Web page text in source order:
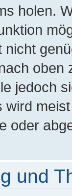
holen.
nicht
oben
jedoch
wird
oder
und